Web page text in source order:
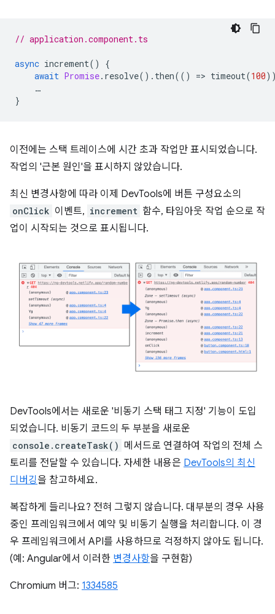
// application.component.ts
async increment()
{
await Promise. resolve(). then(() => timeout(100
…
}
이전에는 스택 트레이스에 시간 초과 작업만 표시되었습니다.
작업의 '근본 원인'을 표시하지 않았습니다.
최신 변경사항에 따라 이제 DevTools에 버튼 구성요소의
onClick 이벤트, increment 함수, 타임아웃 작업 순으로 작
업이 시작되는 것으로 표시됩니다.
DevTools에서는 새로운 '비동기 스택 태그 지정' 기능이 도입
되었습니다. 비동기 코드의 두 부분을 새로운
console.createTask() 메서드로 연결하여 작업의 전체 스
토리를 전달할 수 있습니다. 자세한 내용은 DevTools의 최신
디버깅을 참고하세요.
복잡하게 들리나요? 전혀 그렇지 않습니다. 대부분의 경우 사용
중인 프레임워크에서 예약 및 비동기 실행을 처리합니다. 이 경
우 프레임워크에서 API를 사용하므로 걱정하지 않아도 됩니다.
(예: Angular에서 이러한 변경사항을 구현함)
Chromium 버그: 1334585